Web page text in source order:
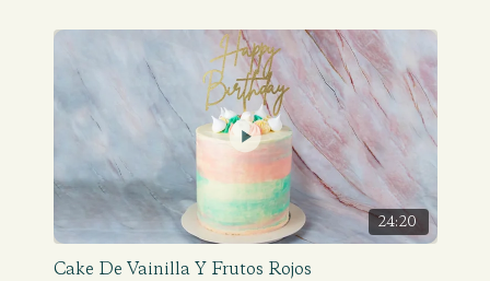
24:20
Cake De Vainilla Y Frutos Rojos